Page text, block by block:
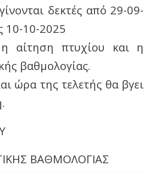
δεκτές από 29-09-
10-10-2025
η αίτηση πτυχίου και η
βαθμολογίας.
ώρα της τελετής θα βγει
ΒΑΘΜΟΛΟΓΙΑΣ